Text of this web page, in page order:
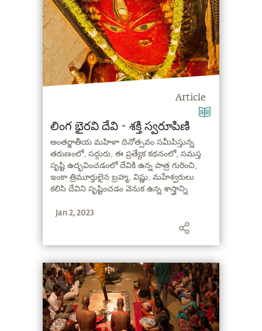
Article
లింగ భైరవి దేవి - శక్తి స్వరూపిణి
అంతర్జాతీయ మహిళా దినోత్సవం సమీపిస్తున్న
తరుణంలో, సద్గురు, ఈ ప్రత్యేక కథనంలో, సమస్త
సృష్టి ఉద్భవించడంలో దేవికి ఉన్న పాత్ర గురించి,
ఇంకా త్రిమూర్తులైన బ్రహ్మ, విష్ణు, మహేశ్వరులు
కలిసి దేవిని సృష్టించడం వెనుక ఉన్న శాస్త్రాన్ని
Jan 2, 2023